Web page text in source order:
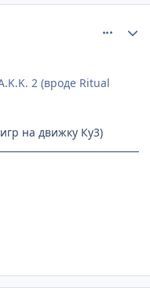
2 (вроде Ritual
на движку Ку3)